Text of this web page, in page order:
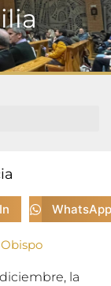
WhatsApp
Obispo
la